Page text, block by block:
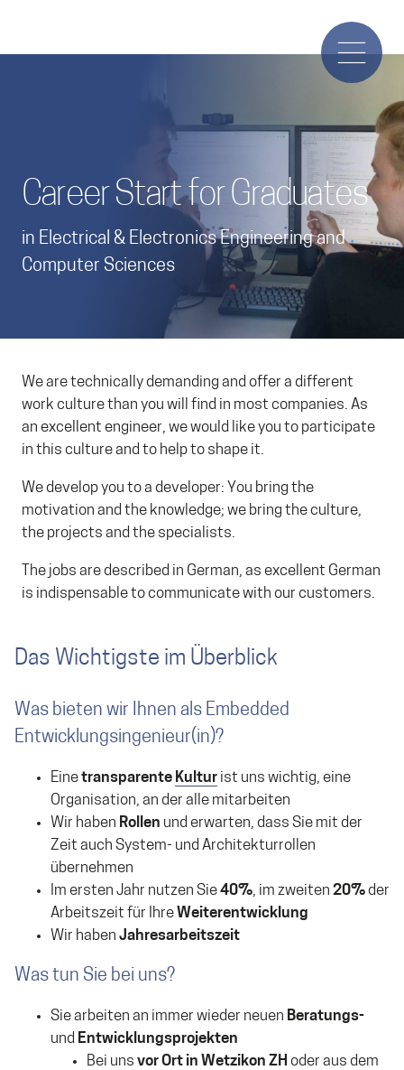
Career Start for Graduates
in Electrical & Electronics Engineering and
Computer Sciences
We are technically demanding and offer a different
work culture than you will find in most companies. As
an excellent engineer, we would like you to participate
in this culture and to help to shape it.
We develop you to a developer: You bring the
motivation and the knowledge; we bring the culture,
the projects and the specialists.
The jobs are described in German, as excellent German
is indispensable to communicate with our customers.
Das Wichtigste im Überblick
Was bieten wir Ihnen als Embedded
Entwicklungsingenieur(in)?
Einetransparente Kultur ist uns wichtig, eine
Organisation, an der alle mitarbeiten
Wir haben Rollen und erwarten, dass Sie mit der
Zeit auch System- und Architekturrollen
übernehmen
Im ersten Jahr nutzen Sie40%, im zweiten 20%der
Arbeitszeit für IhreWeiterentwicklung
Wir haben Jahresarbeitszeit
Was tun Sie bei uns?
Sie arbeiten an immer wieder neuen Beratungs-
und Entwicklungsprojekten
Bei uns vor Ort in Wetzikon ZH oder aus dem